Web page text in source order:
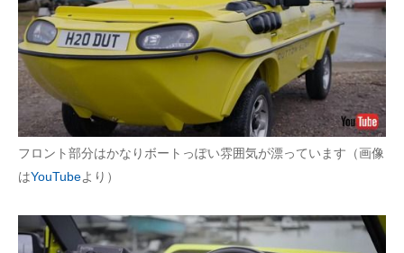
エネルギーの専門メディア
建設×テクノロジーの最前線
ちょっと気になるネットの話題
フロント部分はかなりボートっぽい雰囲気が漂っています（画像
はYouTubeより）